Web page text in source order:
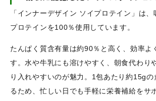
「インナーデザイン ソイプロテイン」は
プロテインを100％使用しています。
たんぱく質含有量は約90％と高く、効率よ
す。水や牛乳にも溶けやすく、朝食代わり
り入れやすいのが魅力。1包あたり約15g
るため、忙しい日でも手軽に栄養補給をサ